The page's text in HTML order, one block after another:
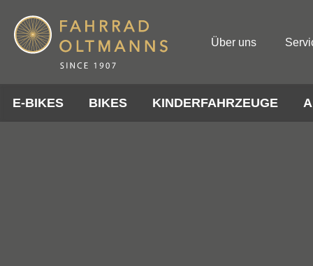
Über uns
E-BIKES BIKES KINDERFAHRZEUGE